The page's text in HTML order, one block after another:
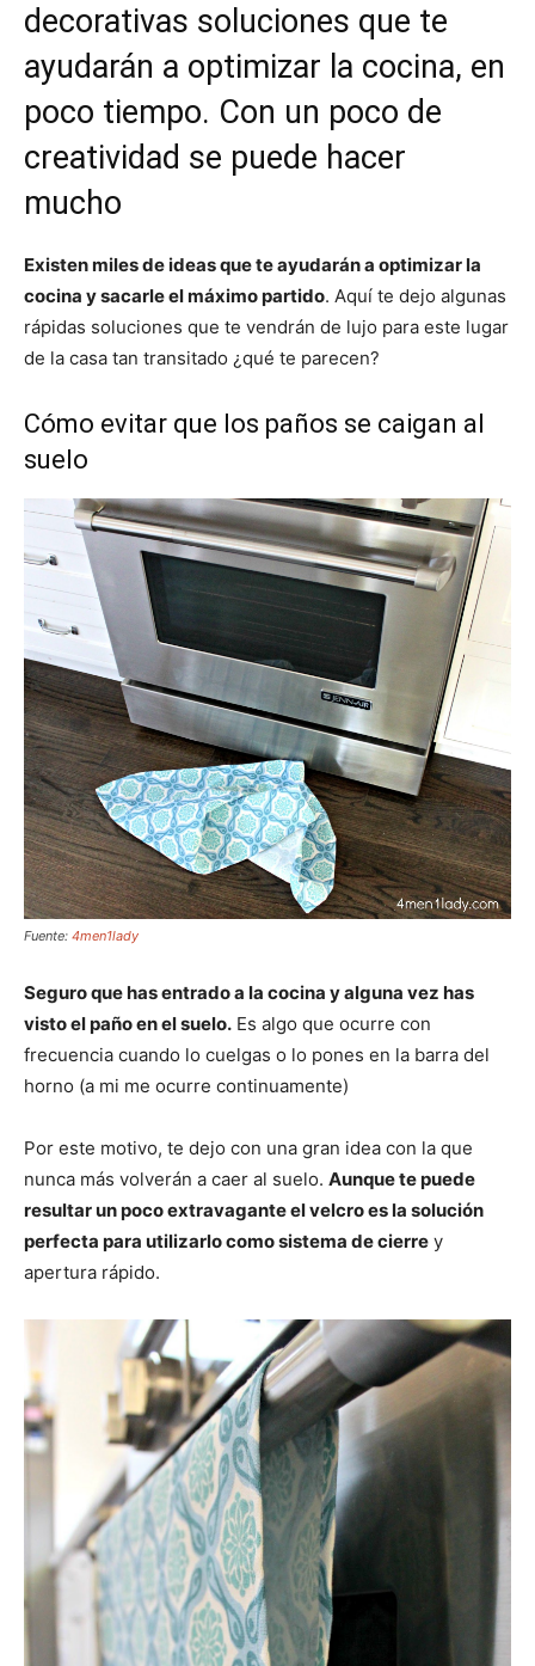
i
e
n
e
)
i
e
n
k
t
e
n
e
s
r
e
n
e
n
decorativas soluciones que te
ayudarán a optimizar la cocina, en
poco tiempo. Con un poco de
creatividad se puede hacer
mucho
Existen miles de ideas que te ayudarán a optimizar la
cocina y sacarle el máximo partido. Aquí te dejo algunas
rápidas soluciones que te vendrán de lujo para este lugar
de la casa tan transitado ¿qué te parecen?
Cómo evitar que los paños se caigan al
suelo
Fuente: 4men1lady
Seguro que has entrado a la cocina y alguna vez has
visto el paño en el suelo. Es algo que ocurre con
frecuencia cuando lo cuelgas o lo pones en la barra del
horno (a mi me ocurre continuamente)
Por este motivo, te dejo con una gran idea con la que
nunca más volverán a caer al suelo. Aunque te puede
resultar un poco extravagante el velcro es la solución
perfecta para utilizarlo como sistema de cierre y
apertura rápido.